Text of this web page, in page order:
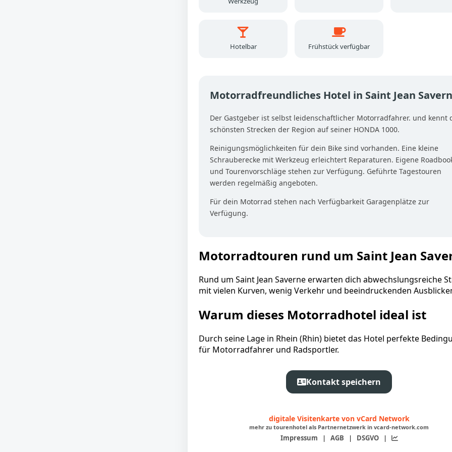
Hotelbar Frühstück verfügbar
Motorradfreundliches Hotel in Saint Jean
Der Gastgeber ist selbst leidenschaftlicher Motorradfahrer. und kennt
schönsten Strecken der Region auf seiner HONDA 1000.
Reinigungsmöglichkeiten für dein Bike sind vorhanden. Eine kleine
Schrauberecke mit Werkzeug erleichtert Reparaturen. Eigene
und Tourenvorschläge stehen zur Verfügung. Geführte Tagestouren
werden regelmäßig angeboten.
Für dein Motorrad stehen nach Verfügbarkeit Garagenplätze zur
Verfügung.
Motorradtouren rund um Saint Jean
Rund um Saint Jean Saverne erwarten dich abwechslungsreiche
mit vielen Kurven, wenig Verkehr und beeindruckenden
Warum dieses Motorradhotel ideal ist
Durch seine Lage in Rhein (Rhin) bietet das Hotel perfekte
für Motorradfahrer und Radsportler.
Kontakt speichern
digitale Visitenkarte von vCard Network
mehr zu tourenhotel als Partnernetzwerk in vcard-network.com
Impressum | AGB | DSGVO |